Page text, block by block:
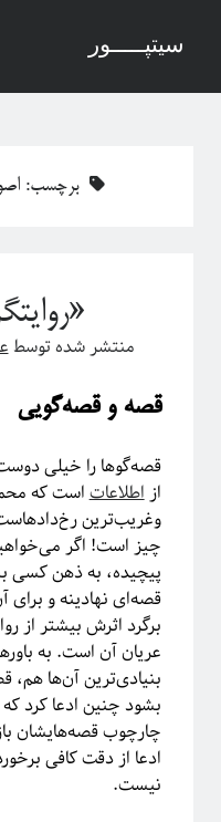
سیتپـــــور
نوار
درباره سامانه‌های پیچیده
منظور ما از پدیدارگی یا
فلسفه ترکیب یا فرایند مکانیکی
پاره شدن نخ‌های واسطه بین چند جرم
آخرین دیدگاه‌ها
در
انتگرال لبگ
در چهارسال فیزیک!
چهارسال فیزیک!
عباس ریزی
درچهارسال فیزیک!
در چهارسال فیزیک!
پر بازدیدترین نوشته‌ها
«روایتگری در علم»
چهارسال فیزیک!
پرسش‌های یک دانشجوی فیزیک!
برچسب:
منتشر شده توسط
قصه‌ و قصه‌گویی
قصه‌گوها را خیلی
ازاطلاعاتاست که
وغریب‌ترین
چیز است! اگر
پیچیده، به ذهن کسی
قصه‌ای نهادینه و
برگرد اثرش بیشتر از
عریان آن است. به
بنیادی‌ترین آن‌ها هم،
بشود چنین ادعا کرد
چارچوب قصه‌هایشان
ادعا از دقت کافی
نیست.